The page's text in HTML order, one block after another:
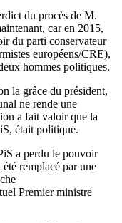
du procès de M.
car en 2015,
du parti conservateur
européens/CRE),
hommes politiques.
la grâce du président,
ne rende une
a fait valoir que la
était politique.
a perdu le pouvoir
été remplacé par une
Premier ministre